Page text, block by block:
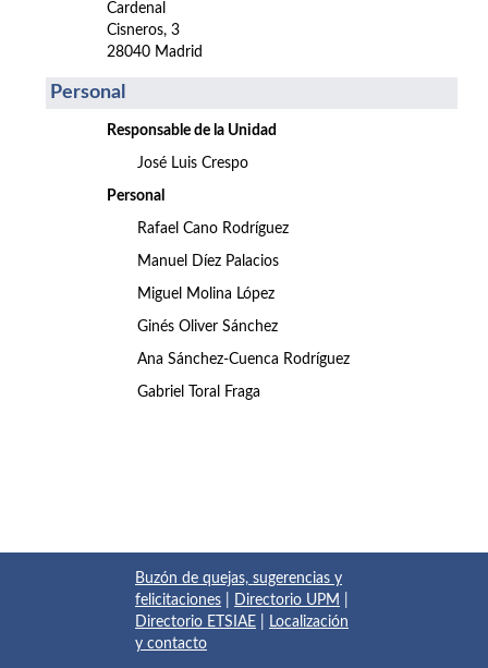
Cardenal
Cisneros, 3
28040 Madrid
Personal
Responsable de la Unidad
José Luis Crespo
Personal
Rafael Cano Rodríguez
Manuel Díez Palacios
Miguel Molina López
Ginés Oliver Sánchez
Ana Sánchez-Cuenca Rodríguez
Gabriel Toral Fraga
Buzón de quejas, sugerencias y
felicitaciones
Directorio UPM
Directorio ETSIAE
Localización
y contacto